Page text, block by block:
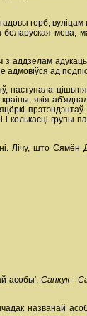
герб,
беларуская
з аддзелам
адмовіўся ад
наступала
якія
колькасці
Лічу, што
асобы': Санкук -
названай